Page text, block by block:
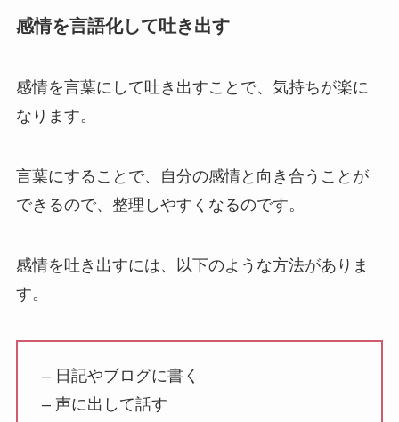
感情を言語化して吐き出す
感情を言葉にして吐き出すことで、気持ちが楽に
なります。
言葉にすることで、自分の感情と向き合うことが
できるので、整理しやすくなるのです。
感情を吐き出すには、以下のような方法がありま
す。
– 日記やブログに書く
– 声に出して話す